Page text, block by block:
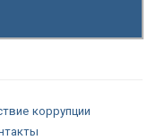
коррупции